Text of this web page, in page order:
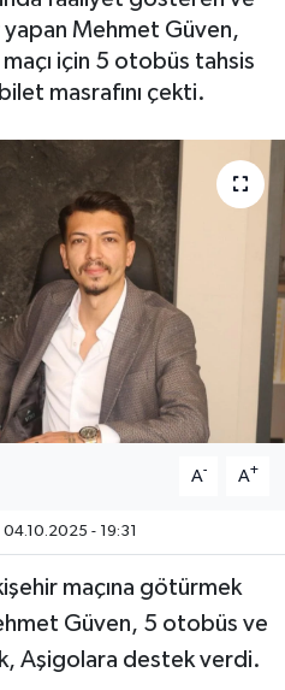
yapan Mehmet Güven,
için 5 otobüs tahsis
masrafını çekti.
A- A+
04.10.2025 - 19:31
maçına götürmek
Güven, 5 otobüs ve
Aşigolara destek verdi.